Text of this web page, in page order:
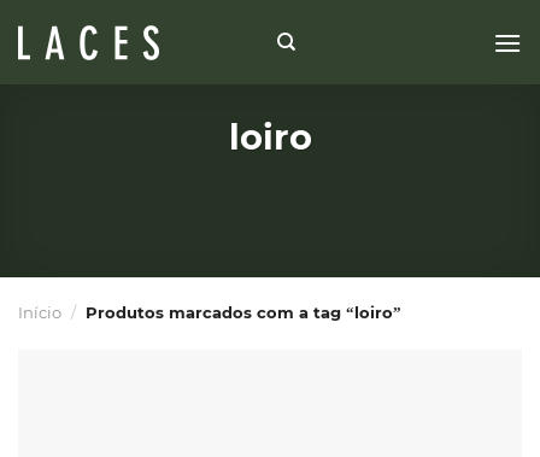
loiro
Início / Produtos marcados com a tag “loiro”